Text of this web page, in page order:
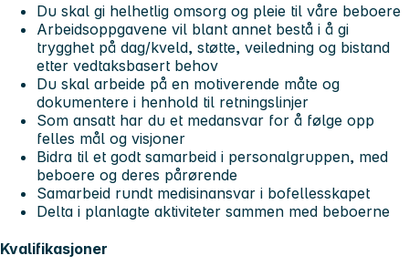
Du skal gi helhetlig omsorg og pleie til våre beboere
Arbeidsoppgavene vil blant annet bestå i å gi
trygghet på dag/kveld, støtte, veiledning og bistand
etter vedtaksbasert behov
Du skal arbeide på en motiverende måte og
dokumentere i henhold til retningslinjer
Som ansatt har du et medansvar for å følge opp
felles mål og visjoner
Bidra til et godt samarbeid i personalgruppen, med
beboere og deres pårørende
Samarbeid rundt medisinansvar i bofellesskapet
Delta i planlagte aktiviteter sammen med beboerne
Kvalifikasjoner